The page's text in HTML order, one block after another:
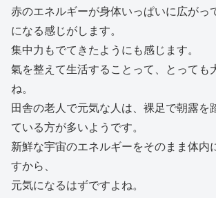
赤のエネルギーが身体いっぱいに広がっ
になる感じがします。
集中力もでてきたようにも感じます。
氣を整えて生活することって、とっても
ね。
田舎の老人で元気な人は、裸足で朝露を
ている方が多いようです。
新鮮な宇宙のエネルギーをそのまま体内
すから、
元気になるはずですよね。